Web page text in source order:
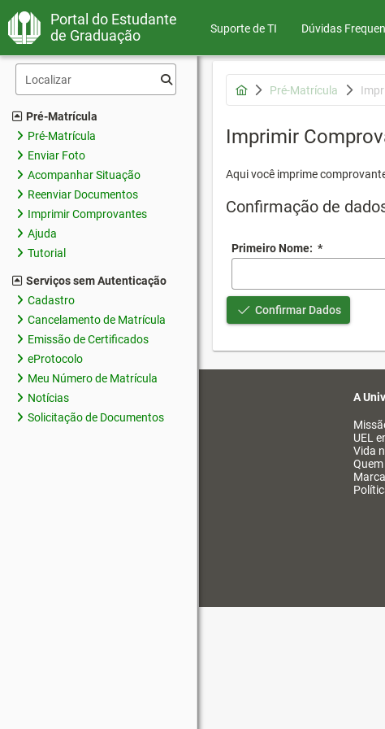
Portal do Estudante
de Graduação
Suporte de TI Dúvidas
Pré-Matrícula
Pré-Matrícula
Enviar Foto
Acompanhar Situação
Reenviar Documentos
Imprimir Comprovantes
Ajuda
Tutorial
Serviços sem Autenticação
Cadastro
Cancelamento de Matrícula
Emissão de Certificados
eProtocolo
Meu Número de Matrícula
Notícias
Solicitação de Documentos
Pré-Matrícula
Imprimir
Aqui você imprime
Confirmação de
Primeiro Nome: *
Confirmar Dados
A
UEL
Vida